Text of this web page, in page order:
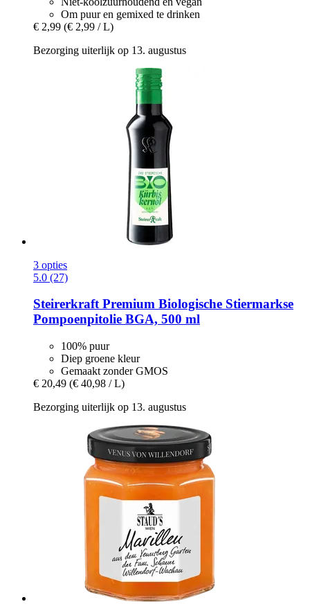
Om puur en gemixed te drinken
€ 2,99 (€ 2,99 / L)
Bezorging uiterlijk op 13. augustus
3 opties
5.0 (27)
SteirerkraftPremium Biologische Stiermarkse
Pompoenpitolie BGA, 500 ml
100% puur
Diep groene kleur
Gemaakt zonder GMOS
€ 20,49 (€ 40,98 / L)
Bezorging uiterlijk op 13. augustus